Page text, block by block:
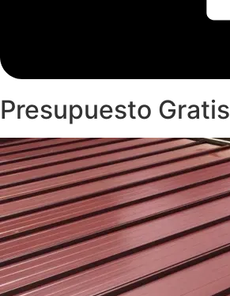
Presupuesto Gratis